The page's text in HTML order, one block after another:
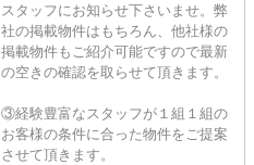
スタッフにお知らせ下さいませ。弊
社の掲載物件はもちろん、他社様の
掲載物件もご紹介可能ですので最新
の空きの確認を取らせて頂きます。
③経験豊富なスタッフが１組１組の
お客様の条件に合った物件をご提案
させて頂きます。